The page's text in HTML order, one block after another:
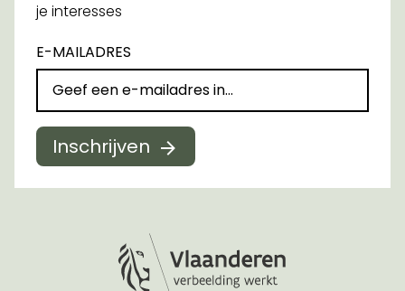
je interesses
E-MAILADRES
Inschrijven